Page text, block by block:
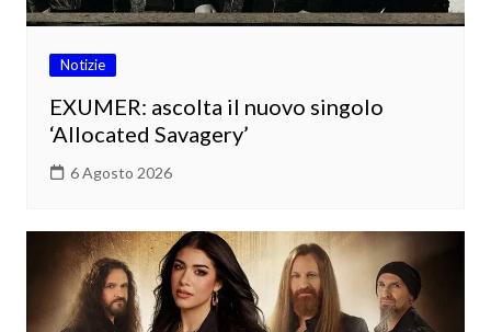
Notizie
EXUMER: ascolta il nuovo singolo
‘Allocated Savagery’
6 Agosto 2026